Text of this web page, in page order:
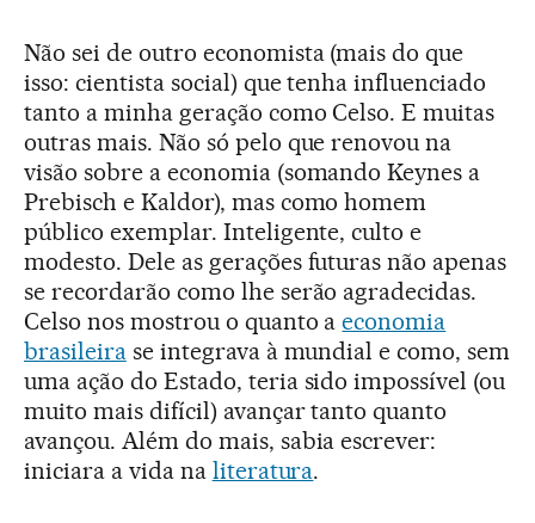
Não sei de outro economista (mais do que
isso: cientista social) que tenha influenciado
tanto a minha geração como Celso. E muitas
outras mais. Não só pelo que renovou na
visão sobre a economia (somando Keynes a
Prebisch e Kaldor), mas como homem
público exemplar. Inteligente, culto e
modesto. Dele as gerações futuras não apenas
se recordarão como lhe serão agradecidas.
Celso nos mostrou o quanto aeconomia
brasileirase integrava à mundial e como, sem
uma ação do Estado, teria sido impossível (ou
muito mais difícil) avançar tanto quanto
avançou. Além do mais, sabia escrever:
iniciara a vida na literatura.